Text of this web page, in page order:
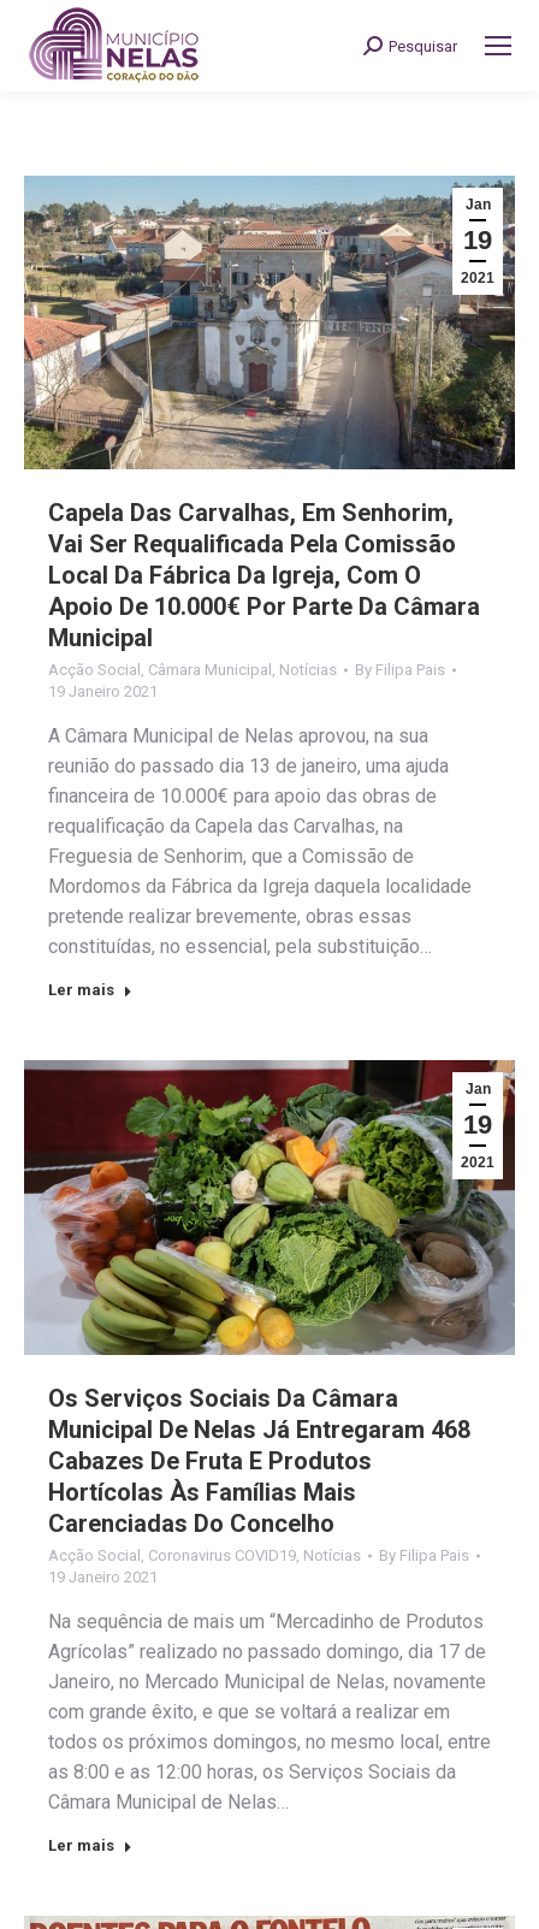
Search:
Pesquisar
Jan
19
2021
Capela Das Carvalhas, Em Senhorim,
Vai Ser Requalificada Pela Comissão
Local Da Fábrica Da Igreja, Com O
Apoio De 10.000€ Por Parte Da Câmara
Municipal
Acção Social , Câmara Municipal , Notícias By Filipa Pais
19 Janeiro 2021
A Câmara Municipal de Nelas aprovou, na sua
reunião do passado dia 13 de janeiro, uma ajuda
financeira de 10.000€ para apoio das obras de
requalificação da Capela das Carvalhas, na
Freguesia de Senhorim, que a Comissão de
Mordomos da Fábrica da Igreja daquela localidade
pretende realizar brevemente, obras essas
constituídas, no essencial, pela substituição…
Ler mais
Jan
19
2021
Os Serviços Sociais Da Câmara
Municipal De Nelas Já Entregaram 468
Cabazes De Fruta E Produtos
Hortícolas Às Famílias Mais
Carenciadas Do Concelho
Acção Social Coronavirus COVID19 Notícias By Filipa Pais
19 Janeiro 2021
Na sequência de mais um “Mercadinho de Produtos
Agrícolas” realizado no passado domingo, dia 17 de
Janeiro, no Mercado Municipal de Nelas, novamente
com grande êxito, e que se voltará a realizar em
todos os próximos domingos, no mesmo local, entre
as 8:00 e as 12:00 horas, os Serviços Sociais da
Câmara Municipal de Nelas…
Ler mais